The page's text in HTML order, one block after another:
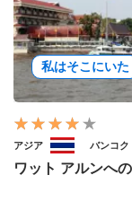
私はそこにいた
アジア バンコク
ワット アルンへ